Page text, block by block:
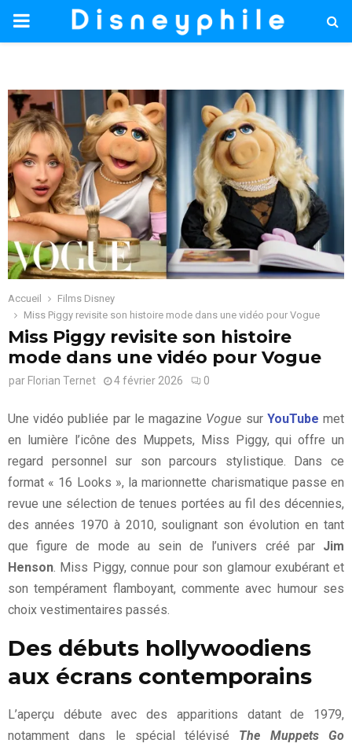
PRIMARY
Accueil
Films Disney
Miss Piggy revisite son histoire mode dans une vidéo pour Vogue
Miss Piggy revisite son histoire
mode dans une vidéo pour Vogue
par Florian Ternet 4 février 2026 0
Une vidéo publiée par le magazine Vogue sur YouTube met
en lumière l’icône des Muppets, Miss Piggy, qui offre un
regard personnel sur son parcours stylistique. Dans ce
format « 16 Looks », la marionnette charismatique passe en
revue une sélection de tenues portées au fil des décennies,
des années 1970 à 2010, soulignant son évolution en tant
que figure de mode au sein de l’univers créé par Jim
Henson . Miss Piggy, connue pour son glamour exubérant et
son tempérament flamboyant, commente avec humour ses
choix vestimentaires passés.
Des débuts hollywoodiens
aux écrans contemporains
L’aperçu débute avec des apparitions datant de 1979,
notamment dans le spécial télévisé The Muppets Go